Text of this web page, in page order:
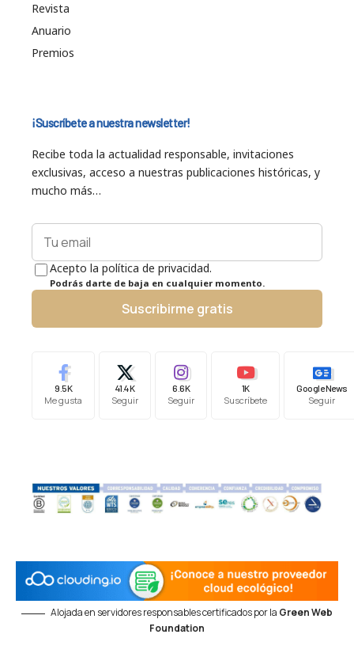
Revista
Anuario
Premios
¡Suscríbete a nuestra newsletter!
Recibe toda la actualidad responsable, invitaciones
exclusivas, acceso a nuestras publicaciones históricas, y
mucho más…
Acepto la política de privacidad.
Podrás darte de baja en cualquier momento.
Suscribirme gratis
9.5K
Me gusta
41.4K
Seguir
6.6K
Seguir
1K
Suscríbete
Google News
Seguir
Alojada en servidores responsables certificados por la Green Web
Foundation